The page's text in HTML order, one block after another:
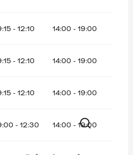
- 12:10 14:00 - 19:00
- 12:10 14:00 - 19:00
- 12:10 14:00 - 19:00
- 12:30 14:00 - 19:00